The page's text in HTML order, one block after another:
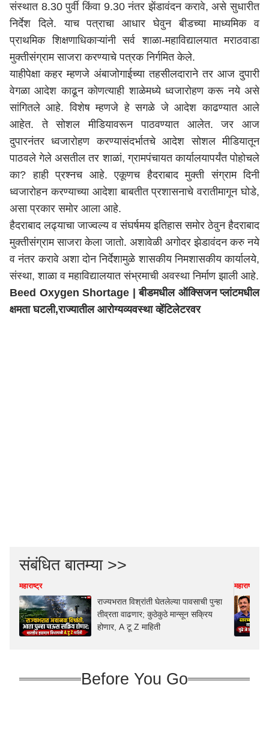
संस्थात 8.30 पुर्वी किंवा 9.30 नंतर झेंडावंदन करावे, असे सुधारीत
निर्देश दिले. याच पत्राचा आधार घेवुन बीडच्या माध्यमिक व
प्राथमिक शिक्षणाधिकाऱ्यांनी सर्व शाळा-महाविद्यालयात मराठवाडा
मुक्तीसंग्राम साजरा करण्याचे पत्रक निर्गमित केले.
याहीपेक्षा कहर म्हणजे अंबाजोगाईच्या तहसीलदाराने तर आज दुपारी
वेगळा आदेश काढून कोणत्याही शाळेमध्ये ध्वजारोहण करू नये असे
सांगितले आहे. विशेष म्हणजे हे सगळे जे आदेश काढण्यात आले
आहेत. ते सोशल मीडियावरून पाठवण्यात आलेत. जर आज
दुपारनंतर ध्वजारोहण करण्यासंदर्भातचे आदेश सोशल मीडियातून
पाठवले गेले असतील तर शाळां, ग्रामपंचायत कार्यालयापर्यंत पोहोचले
का? हाही प्रश्नच आहे. एकूणच हैदराबाद मुक्ती संग्राम दिनी
ध्वजारोहन करण्याच्या आदेशा बाबतीत प्रशासनाचे वरातीमागून घोडे,
असा प्रकार समोर आला आहे.
हैदराबाद लढ्याचा जाज्वल्य व संघर्षमय इतिहास समोर ठेवुन हैदराबाद
मुक्तीसंग्राम साजरा केला जातो. अशावेळी अगोदर झेडावंदन करु नये
व नंतर करावे अशा दोन निर्देशामुळे शासकीय निमशासकीय कार्यालये,
संस्था, शाळा व महाविद्यालयात संभ्रमाची अवस्था निर्माण झाली आहे.
Beed Oxygen Shortage | बीडमधील ऑक्सिजन प्लांटमधील
क्षमता घटली,राज्यातील आरोग्यव्यवस्था व्हेंटिलेटरवर
संबंधित बातम्या >>
महाराष्ट्र
राज्यभरात विश्रांती घेतलेल्या पावसाची पुन्हा
तीव्रता वाढणार; कुठेकुठे मान्सून सक्रिय
होणार, A टू Z माहिती
महाराष्ट्र
Before You Go